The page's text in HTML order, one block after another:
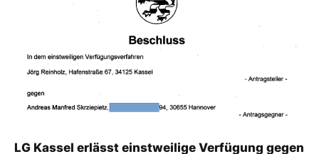
LG Kassel erlässt einstweilige Verfügung gegen